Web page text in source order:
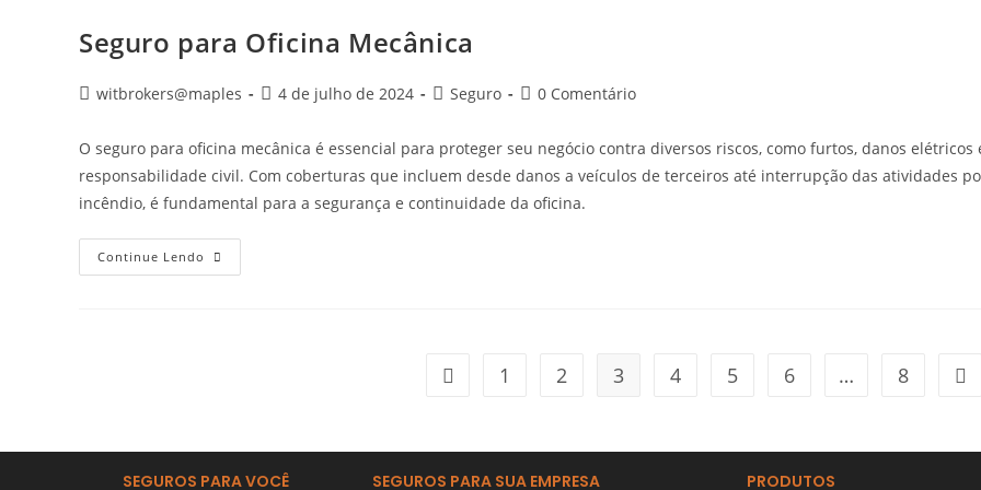
Seguro para Oficina Mecânica
witbrokers@maples 4 de julho de 2024 Seguro 0 Comentário
O seguro para oficina mecânica é essencial para proteger seu negócio contra diversos riscos, como furtos, danos elétricos
responsabilidade civil. Com coberturas que incluem desde danos a veículos de terceiros até interrupção das atividades
incêndio, é fundamental para a segurança e continuidade da oficina.
Continue Lendo
1 2 3 4 5 6 … 8
SEGUROS PARA VOCÊ SEGUROS PARA SUA EMPRESA PRODUTOS